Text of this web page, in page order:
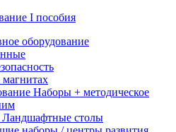
I пособия
оборудование
Наборы + методическое
столы